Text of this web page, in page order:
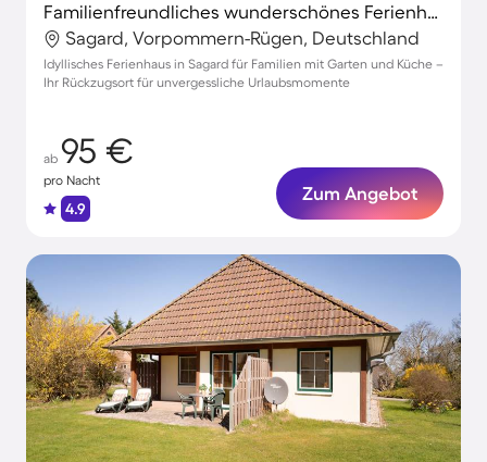
Familienfreundliches wunderschönes Ferienhaus mit Grill und Garten | Naturblick | Nah am Strand
Sagard, Vorpommern-Rügen, Deutschland
Idyllisches Ferienhaus in Sagard für Familien mit Garten und Küche –
Ihr Rückzugsort für unvergessliche Urlaubsmomente
ab 95 €
pro Nacht
4.9
Zum Angebot